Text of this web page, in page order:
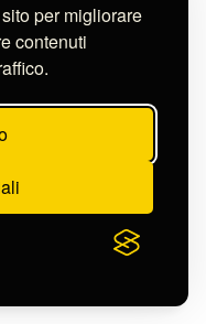
per migliorare
contenuti